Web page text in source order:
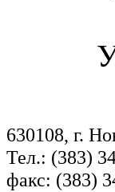
630108, г.
Тел.: (383)
факс: (383)